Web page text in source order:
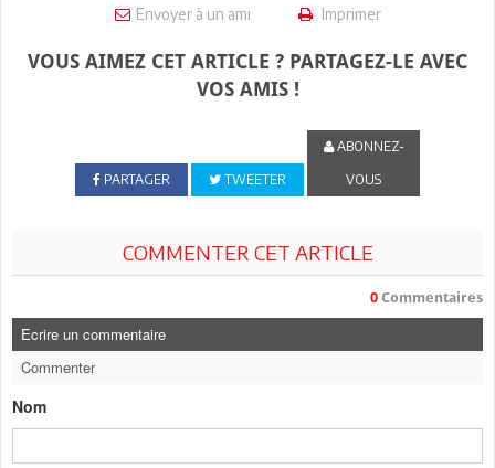
Envoyer à un ami Imprimer
VOUS AIMEZ CET ARTICLE ? PARTAGEZ-LE AVEC
VOS AMIS !
PARTAGER TWEETER
ABONNEZ-
VOUS
COMMENTER CET ARTICLE
0 Commentaires
Ecrire un commentaire
Commenter
Nom